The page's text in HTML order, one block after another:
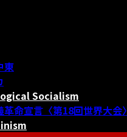
東
Socialism
命宣言〈第18回世界大会〉